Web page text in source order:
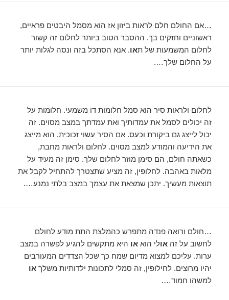
…אם החולם חלם לראות ביזון אז הוא מסמל היבטים פראיים,
ראשוניים וחזקים בך. ההסבר הטוב ביותר לחלום זה קשור
לחלום המשמעות של תאו. אנא הסתכל בזה ונסה לגלות יותר
על החלום שלך….
לחלום ולראות סיר הוא סמל חלומות דו משמעי. חלומות על
זה יכולים לסמל את עמדותיך ואת עמדתך במצב מסוים. זה
יכול לייצג גם ביקורת וכעס. אם הסיר עשוי זכוכית, הוא מייצג
את הידיעה והמודע למצב מסוים. לחלום ולראות מחבת,
כשאתה חולם, הם סימן מוזר לחלום שלך. סימן זה מעיד על
מלאות באהבה. לחלופין, זה מציע שתצטרך להתחיל לקבל את
תוצאות מעשיך. יתכן שמצאת את עצמך במצב בלתי נמנע….
…חולם ורואה פנדה מתפרש כהמלצת התת מודע לחולם
לחשוב על זהאולי הואאו היא מתקשים להגיע לפשרה במצב
ערות. עליכם למצוא מדיום שמח כך שכל הצדדים המעורבים
יהיו מרוצים. לחילופין, זה סמלי לתכונות ילדותיות משלךאו
למשהו חמוד….